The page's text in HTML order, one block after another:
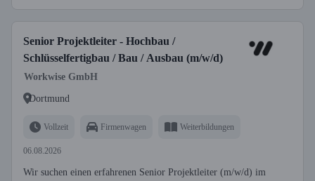
Senior Projektleiter - Hochbau /
Schlüsselfertigbau / Bau / Ausbau (m/w/d)
Workwise GmbH
Dortmund
Vollzeit Firmenwagen Weiterbildungen
06.08.2026
Wir suchen einen erfahrenen Senior Projektleiter (m/w/d) im